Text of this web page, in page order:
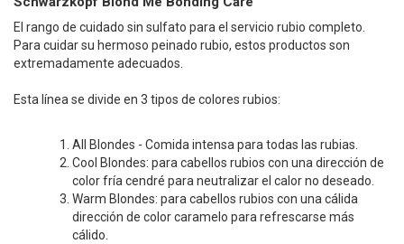
El rango de cuidado sin sulfato para el servicio rubio completo.
Para cuidar su hermoso peinado rubio, estos productos son
extremadamente adecuados.
Esta línea se divide en 3 tipos de colores rubios:
All Blondes - Comida intensa para todas las rubias.
Cool Blondes: para cabellos rubios con una dirección de
color fría cendré para neutralizar el calor no deseado.
Warm Blondes: para cabellos rubios con una cálida
dirección de color caramelo para refrescarse más
cálido.